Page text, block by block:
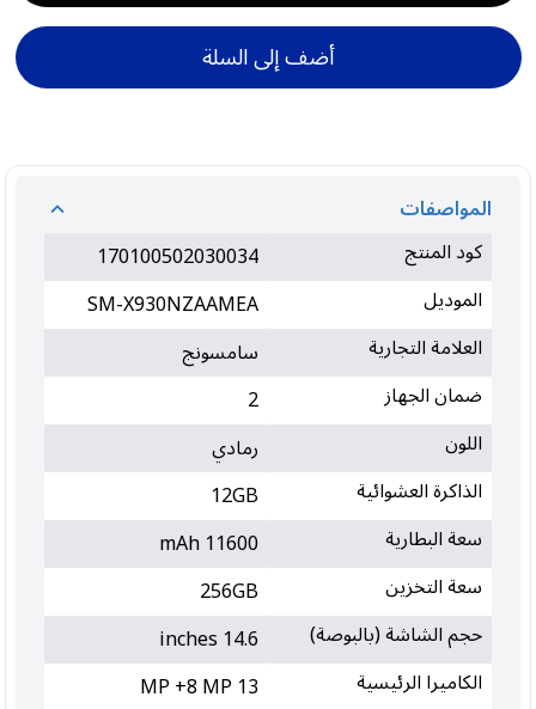
أضف إلى السلة
المواصفات
كود المنتج
170100502030034
الموديل
SM-X930NZAAMEA
العلامة التجارية
سامسونج
ضمان الجهاز
2
اللون
رمادي
الذاكرة العشوائية
12GB
سعة البطارية
11600 mAh
سعة التخزين
256GB
حجم الشاشة (بالبوصة)
14.6 inches
الكاميرا الرئيسية
13 MP +8 MP